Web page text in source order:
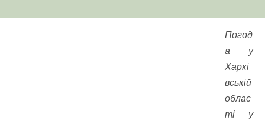
Погод
а у
Харкі
вській
облас
ті у